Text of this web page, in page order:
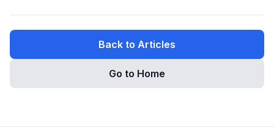
Back to Articles
Go to Home